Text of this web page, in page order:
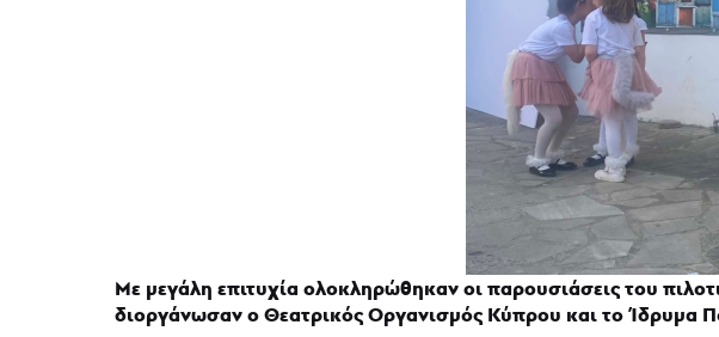
Με μεγάλη επιτυχία ολοκληρώθηκαν οι παρουσιάσεις του
διοργάνωσαν ο Θεατρικός Οργανισμός Κύπρου και το Ίδρυμα